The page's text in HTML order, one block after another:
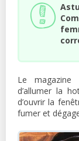
Le magazine
d’allumer la
d’ouvrir la
fumer et